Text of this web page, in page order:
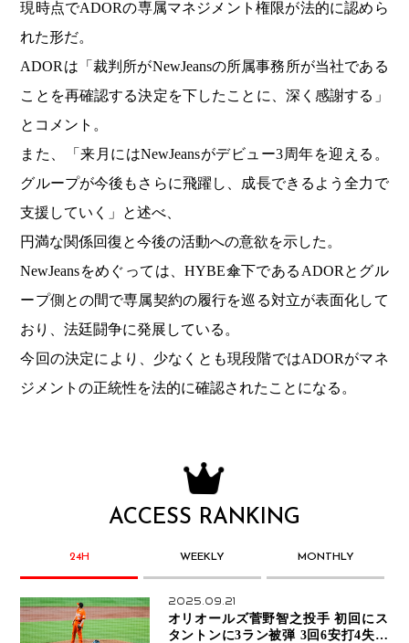
現時点でADORの専属マネジメント権限が法的に認めら
れた形だ。
ADORは「裁判所がNewJeansの所属事務所が当社である
ことを再確認する決定を下したことに、深く感謝する」
とコメント。
また、「来月にはNewJeansがデビュー3周年を迎える。
グループが今後もさらに飛躍し、成長できるよう全力で
支援していく」と述べ、
円満な関係回復と今後の活動への意欲を示した。
NewJeansをめぐっては、HYBE傘下であるADORとグル
ープ側との間で専属契約の履行を巡る対立が表面化して
おり、法廷闘争に発展している。
今回の決定により、少なくとも現段階ではADORがマネ
ジメントの正統性を法的に確認されたことになる。
ACCESS RANKING
24H WEEKLY MONTHLY
2025.09.21
オリオールズ菅野智之投手 初回にス
タントンに3ラン被弾 3回6安打4失点